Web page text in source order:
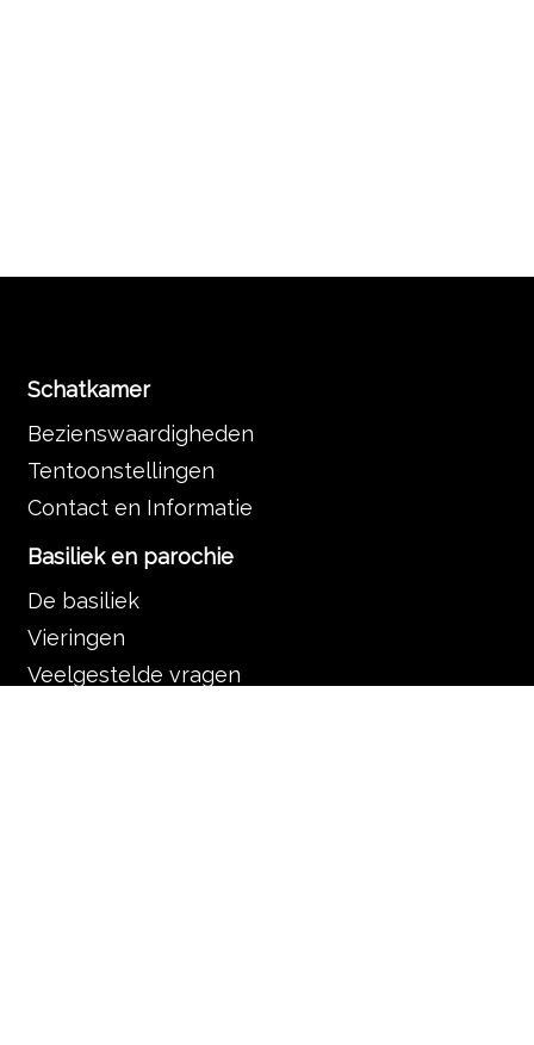
Schatkamer
Bezienswaardigheden
Tentoonstellingen
Contact en Informatie
Basiliek en parochie
De basiliek
Vieringen
Veelgestelde vragen